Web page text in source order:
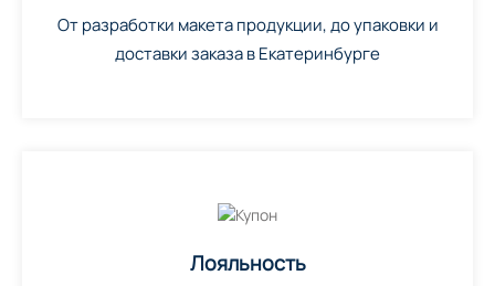
От разработки макета продукции, до упаковки и
доставки заказа в Екатеринбурге
Лояльность